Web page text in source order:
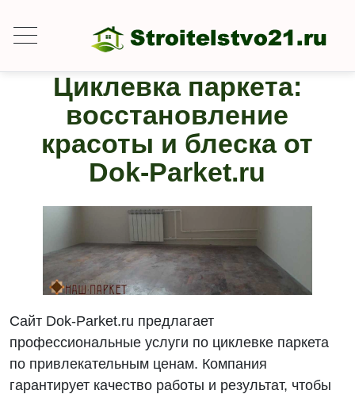
Циклевка паркета:
восстановление
красоты и блеска от
Dok-Parket.ru
Сайт Dok-Parket.ru предлагает
профессиональные услуги по циклевке паркета
по привлекательным ценам. Компания
гарантирует качество работы и результат, чтобы